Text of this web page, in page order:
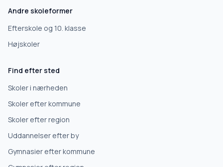
10. klasse
Erhvervsuddannelse
Videregående uddannelse
Andre skoleformer
Efterskole og 10. klasse
Højskoler
Find efter sted
Skoler i nærheden
Skoler efter kommune
Skoler efter region
Uddannelser efter by
Gymnasier efter kommune